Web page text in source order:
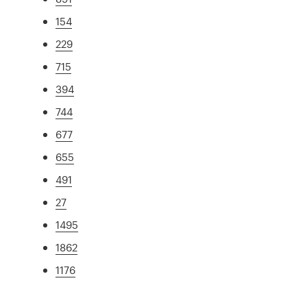
154
229
715
394
744
677
655
491
27
1495
1862
1176